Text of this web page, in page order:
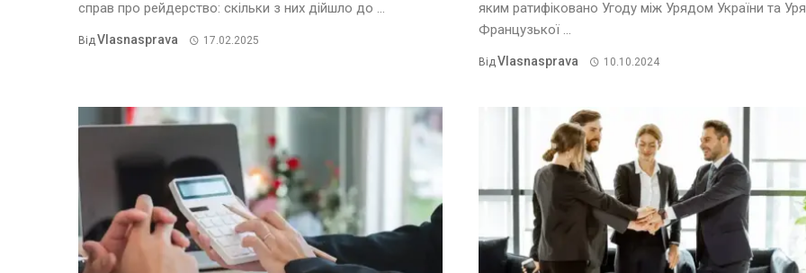
справ про рейдерство: скільки з них дійшло до ...
Від Vlasnasprava 17.02.2025
яким ратифіковано Угоду між Урядом України та
Французької ...
Від Vlasnasprava 10.10.2024